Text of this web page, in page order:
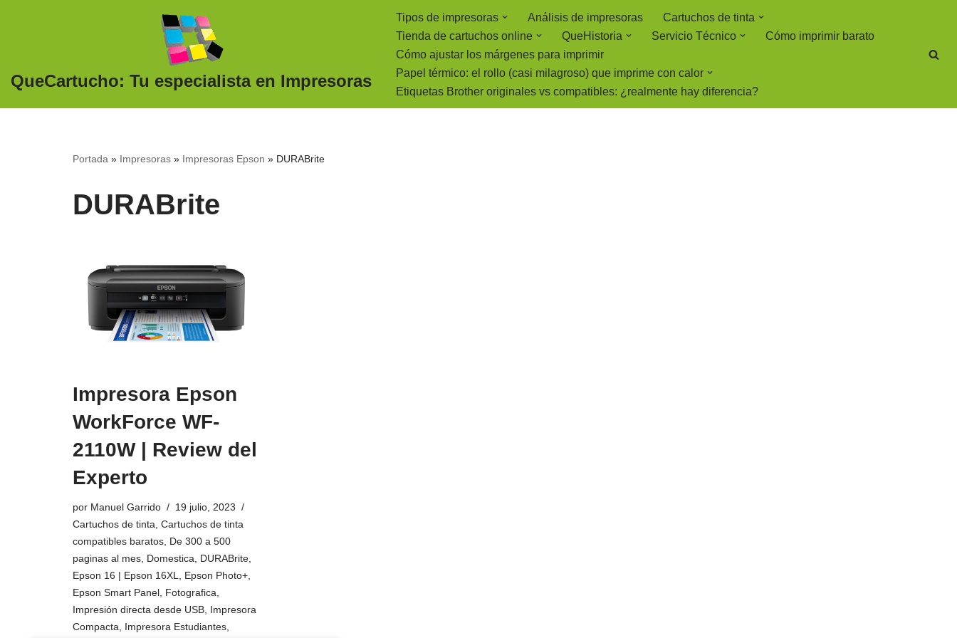
contenido
QueCartucho: Tu especialista en Impresoras
Tipos de impresoras Análisis de impresoras
Cartuchos de tinta
Tienda de cartuchos online
QueHistoria Servicio Técnico
Cómo imprimir barato
Cómo ajustar los márgenes para imprimir
Papel térmico: el rollo (casi milagroso) que imprime con calor
Etiquetas Brother originales vs compatibles: ¿realmente hay diferencia?
Portada » Impresoras » Impresoras Epson » DURABrite
DURABrite
Impresora Epson
WorkForce WF-
2110W | Review del
Experto
por Manuel Garrido
19 julio, 2023
Cartuchos de tinta Cartuchos de tinta
compatibles baratos De 300 a 500
paginas al mes Domestica DURABrite
Epson 16 | Epson 16XL
Epson Photo+
Epson Smart Panel Fotografica
Impresión directa desde USB Impresora
Compacta
Impresora Estudiantes